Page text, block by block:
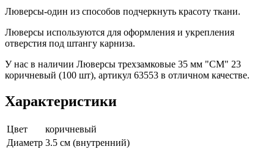
Люверсы-один из способов подчеркнуть красоту ткани.
Люверсы используются для оформления и укрепления
отверстия под штангу карниза.
У нас в наличии Люверсы трехзамковые 35 мм "СМ" 23
коричневый (100 шт), артикул 63553 в отличном качестве.
Характеристики
Цвет
коричневый
Диаметр 3.5 см (внутренний)